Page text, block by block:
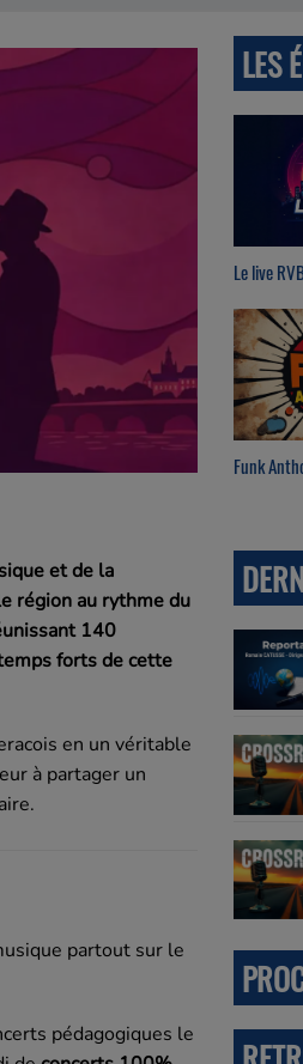
et de la
région au rythme du
140
forts de cette
en un véritable
à partager un
partout sur le
pédagogiques le
LES
Le live RVB
Funk Anthology
Why Not
British